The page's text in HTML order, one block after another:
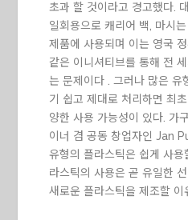
초과 할 것이라고 경고했다.
일회용으로 캐리어 백, 마시
제품에 사용되며 이는 영국
같은 이니셔티브를 통해 전
는 문제이다 . 그러나 많은 유
기 쉽고 제대로 처리하면 최
양한 사용 가능성이 있다. 가
이너 겸 공동 창업자인 Jan
유형의 플라스틱은 쉽게 사
라스틱의 사용은 곧 유일한
새로운 플라스틱을 제조할 이